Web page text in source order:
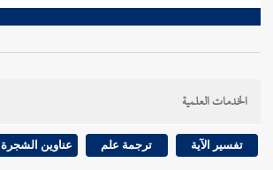
الخدمات العلمية
تفسير الآية ترجمة علم عناوين الشجرة